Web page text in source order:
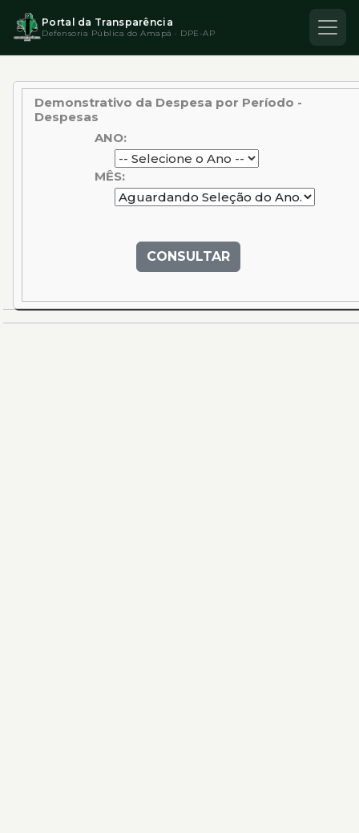
Portal da Transparência
Defensoria Pública do Amapá · DPE-AP
Demonstrativo da Despesa por Período -
Despesas
ANO:
MÊS:
CONSULTAR